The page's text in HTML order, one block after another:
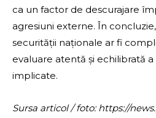
ca un factor de descurajare
agresiuni externe. În
securității naționale ar fi
evaluare atentă și echilibrată
implicate.
Sursa articol / foto: https://